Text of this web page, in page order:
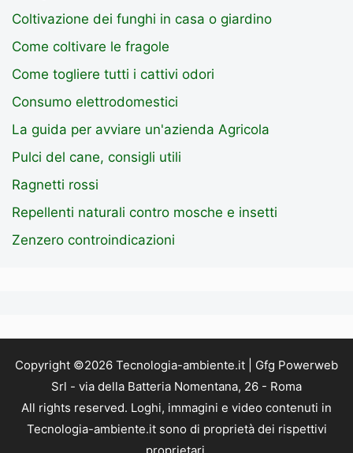
Coltivazione dei funghi in casa o giardino
Come coltivare le fragole
Come togliere tutti i cattivi odori
Consumo elettrodomestici
La guida per avviare un'azienda Agricola
Pulci del cane, consigli utili
Ragnetti rossi
Repellenti naturali contro mosche e insetti
Zenzero controindicazioni
Copyright ©2026 Tecnologia-ambiente.it | Gfg Powerweb
Srl - via della Batteria Nomentana, 26 - Roma
All rights reserved. Loghi, immagini e video contenuti in
Tecnologia-ambiente.it sono di proprietà dei rispettivi
proprietari.